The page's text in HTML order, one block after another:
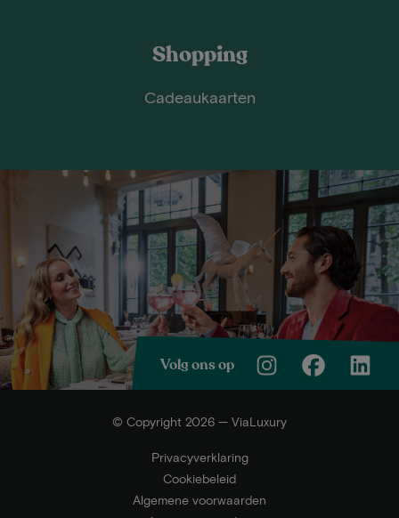
Shopping
Cadeaukaarten
Volg ons op
© Copyright 2026 — ViaLuxury
Privacyverklaring
Cookiebeleid
Algemene voorwaarden